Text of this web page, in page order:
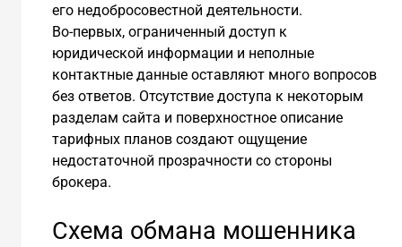
его недобросовестной деятельности.
Во-первых, ограниченный доступ к
юридической информации и неполные
контактные данные оставляют много вопросов
без ответов. Отсутствие доступа к некоторым
разделам сайта и поверхностное описание
тарифных планов создают ощущение
недостаточной прозрачности со стороны
брокера.
Схема обмана мошенника